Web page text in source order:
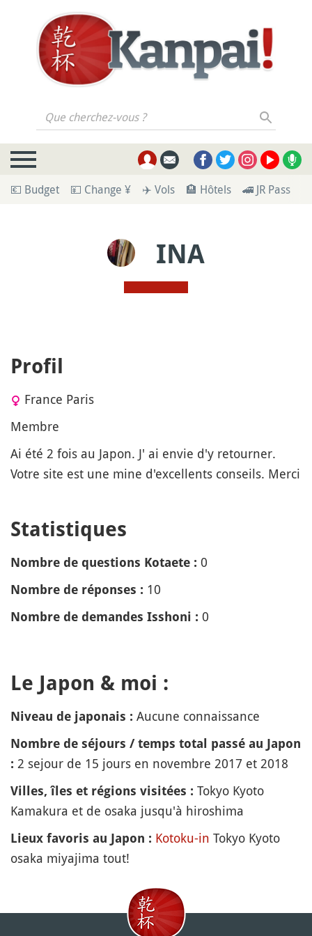
Que cherchez-vous ?
💶 Budget 💴 Change ¥ ✈️ Vols 🏨 Hôtels 🚄 JR Pass
INA
Profil
France Paris
Membre
Ai été 2 fois au Japon. J' ai envie d'y retourner.
Votre site est une mine d'excellents conseils. Merci
Statistiques
Nombre de questions Kotaete : 0
Nombre de réponses : 10
Nombre de demandes Isshoni : 0
Le Japon & moi :
Niveau de japonais : Aucune connaissance
Nombre de séjours / temps total passé au Japon
: 2 sejour de 15 jours en novembre 2017 et 2018
Villes, îles et régions visitées : Tokyo Kyoto
Kamakura et de osaka jusqu'à hiroshima
Lieux favoris au Japon : Kotoku-in Tokyo Kyoto
osaka miyajima tout!